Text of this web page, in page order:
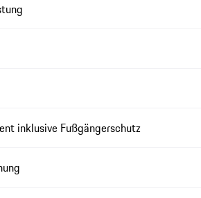
inklusive Fußgängerschutz